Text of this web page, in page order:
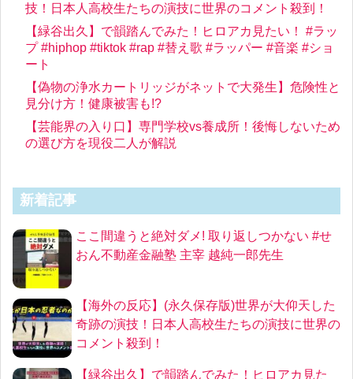
技！日本人高校生たちの演技に世界のコメント殺到！
【緑谷出久】で韻踏んでみた！ヒロアカ見たい！ #ラッ
プ #hiphop #tiktok #rap #替え歌 #ラッパー #音楽 #ショ
ート
【偽物の浄水カートリッジがネットで大発生】危険性と
見分け方！健康被害も!?
【芸能界の入り口】専門学校vs養成所！後悔しないため
の選び方を現役二人が解説
新着記事
ここ間違うと絶対ダメ! 取り返しつかない #せ
おん不動産金融塾 主宰 越純一郎先生
【海外の反応】(永久保存版)世界が大仰天した
奇跡の演技！日本人高校生たちの演技に世界の
コメント殺到！
【緑谷出久】で韻踏んでみた！ヒロアカ見た